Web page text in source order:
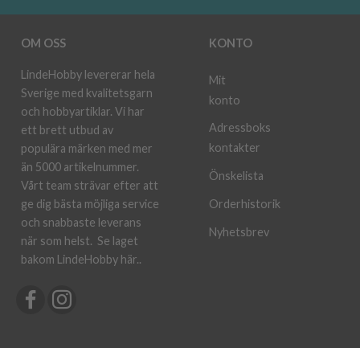
OM OSS
LindeHobby levererar hela
Sverige med kvalitetsgarn
och hobbyartiklar. Vi har
ett brett utbud av
populära märken med mer
än 5000 artikelnummer.
Vårt team strävar efter att
ge dig bästa möjliga service
och snabbaste leverans
när som helst. Se laget
bakom LindeHobby här..
KONTO
Mit
konto
Adressboks
kontakter
Önskelista
Orderhistorik
Nyhetsbrev